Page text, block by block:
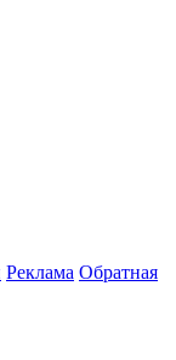
Реклама Обратная